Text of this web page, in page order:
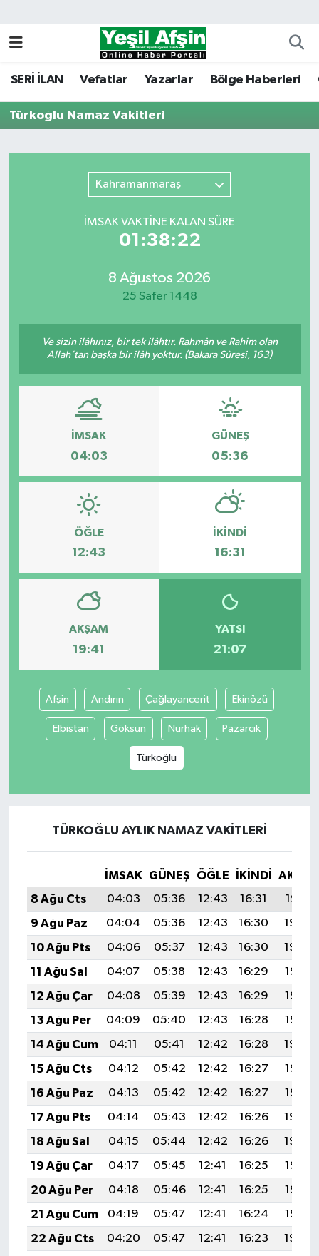
SERİ İLAN Vefatlar Yazarlar Bölge Haberleri
Türkoğlu Namaz Vakitleri
Kahramanmaraş
İMSAK VAKTİNE KALAN SÜRE
01:38:22
8 Ağustos 2026
25 Safer 1448
Ve sizin ilâhınız, bir tek ilâhtır. Rahmân ve Rahîm olan
Allah’tan başka bir ilâh yoktur. (Bakara Sûresi, 163)
İMSAK
04:03
GÜNEŞ
05:36
ÖĞLE
12:43
İKINDI
16:31
AKŞAM
19:41
YATSI
21:07
Afşin Andırın Çağlayancerit Ekinözü
Elbistan Göksun Nurhak Pazarcık
Türkoğlu
TÜRKOĞLU AYLIK NAMAZ VAKITLERI
İMSAK GÜNEŞ ÖĞLE İKINDI
8 Ağu Cts
04:03 05:36 12:43 16:31
19:41
9 Ağu Paz
04:04 05:36 12:43 16:30
19:40
10 Ağu Pts
04:06 05:37 12:43 16:30
19:39
11 Ağu Sal
04:07 05:38 12:43 16:29
19:38
12 Ağu Çar
04:08 05:39 12:43 16:29
19:37
13 Ağu Per
04:09 05:40 12:43 16:28
19:35
14 Ağu Cum
04:11 05:41 12:42 16:28
19:34
15 Ağu Cts
04:12 05:42 12:42 16:27
19:33
16 Ağu Paz
04:13 05:42 12:42 16:27
19:32
17 Ağu Pts
04:14 05:43 12:42 16:26
19:30
18 Ağu Sal
04:15 05:44 12:42 16:26
19:29
19 Ağu Çar
04:17 05:45 12:41 16:25
19:28
20 Ağu Per
04:18 05:46 12:41 16:25
19:27
21 Ağu Cum
04:19 05:47 12:41 16:24
19:25
22 Ağu Cts
04:20 05:47 12:41 16:23
19:24
Kahramanmaraş Nöbetçi Eczaneler
Kahramanmaraş Namaz Vakitleri
Süper Lig Puan Durumu ve Fikstür
Tüm Manşetler
Son Dakika Haberleri